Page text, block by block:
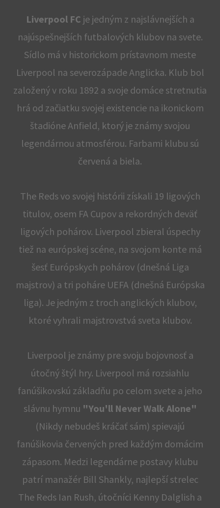
Liverpool FC je jedným z najslávnejších a
najúspešnejších futbalových klubov na svete.
Sídlo má v historickom prístavnom meste
Liverpool na severozápade Anglicka. Klub bol
založený v roku 1892 a svoje domáce stretnutia
hrá od začiatku svojej existencie na ikonickom
štadióne Anfield, ktorý je známy svojou
legendárnou atmosférou. Farbami klubu sú
červená a biela.
The Reds vo svojej histórii získali 19 ligových
titulov, osem FA Cupov a rekordných deväť
ligových pohárov. Liverpool zbieral úspechy
tiež na európskej scéne, na svojom konte má
šesť Európskych pohárov (dnešná Liga
majstrov) a tri poháre UEFA (dnešná Európska
liga). Je jedným z troch anglických klubov,
ktoré vyhrali majstrovstvá sveta klubov.
Liverpool je známy pre svoju bojovnosť a
útočný štýl hry. Liverpool má rozsiahlu
fanúšikovskú základňu po celom svete a jeho
slávnu hymnu "You'll Never Walk Alone"
(Nikdy nebudeš kráčať sám) spievajú
fanúšikovia červených pred každým domácim
zápasom. Medzi legendárne postavy klubu
patrí manažér Bill Shankly, najlepší strelec
The Reds Ian Rush, útočníci Kenny Dalglish a